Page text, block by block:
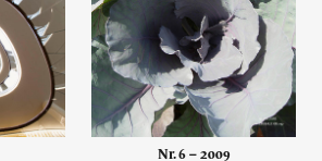
Nr. 6 – 2009